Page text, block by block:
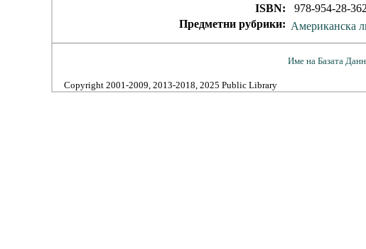
ISBN:
978-954-28-
Предметни рубрики: Американска
Име на Базата
Copyright 2001-2009, 2013-2018, 2025 Public Library